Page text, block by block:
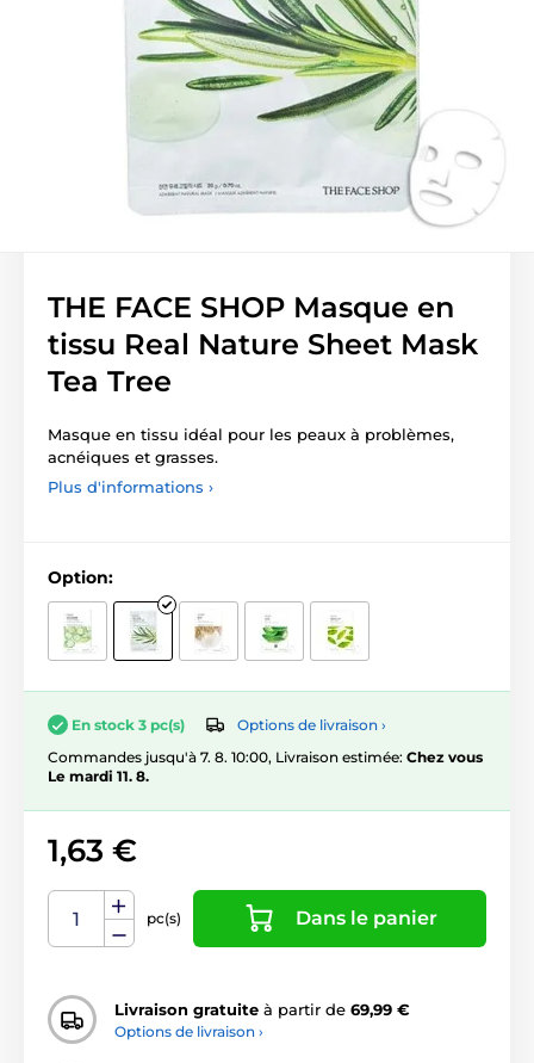
THE FACE SHOP Masque en
tissu Real Nature Sheet Mask
Tea Tree
Masque en tissu idéal pour les peaux à problèmes,
acnéiques et grasses.
Plus d'informations ›
Option:
En stock 3 pc(s)
Options de livraison ›
Commandes jusqu'à 7. 8. 10:00, Livraison estimée: Chez vous
Le mardi 11. 8.
1,63 €
pc(s) Dans le panier
Livraison gratuite à partir de 69,99 €
Options de livraison ›